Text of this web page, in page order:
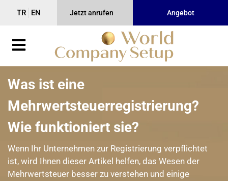
TR EN Jetzt anrufen Angebot
Was ist eine
Mehrwertsteuerregistrierung?
Wie funktioniert sie?
Wenn Ihr Unternehmen zur Registrierung verpflichtet
ist, wird Ihnen dieser Artikel helfen, das Wesen der
Mehrwertsteuer besser zu verstehen und einige